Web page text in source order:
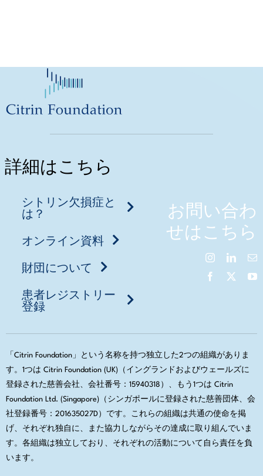
詳細はこちら
シトリン欠損症と
は？
オンライン資料
財団について
患者レジストリー
登録
お問い合わ
せはこちら
「Citrin Foundation」という名称を持つ独立した2つの組織がありま
す。1つは Citrin Foundation (UK)（イングランドおよびウェールズに
登録された慈善会社、会社番号：15940318）、もう1つは Citrin
Foundation Ltd. (Singapore)（シンガポールに登録された慈善団体、会
社登録番号：201635027D）です。これらの組織は共通の使命を掲
げ、それぞれ独自に、また協力しながらその達成に取り組んでいま
す。各組織は独立しており、それぞれの活動について自ら責任を負
います。